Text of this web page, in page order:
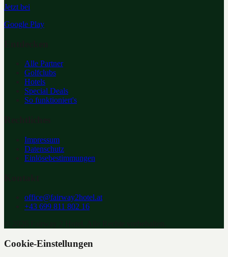
Jetzt bei
Google Play
Alle Partner
Golfclubs
Hotels
Special Deals
So funktioniert's
Impressum
Datenschutz
Einlösebestimmungen
office@fairway2hotel.at
+43 699 811 802 16
Cookie-Einstellungen